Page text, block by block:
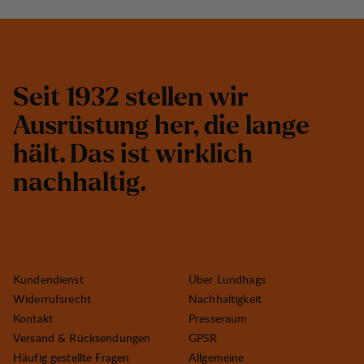
Seit 1932 stellen wir
Ausrüstung her, die lange
hält. Das ist wirklich
nachhaltig.
Kundendienst
Widerrufsrecht
Kontakt
Versand & Rücksendungen
Häufig gestellte Fragen
Über Lundhags
Nachhaltigkeit
Presseraum
GPSR
Allgemeine